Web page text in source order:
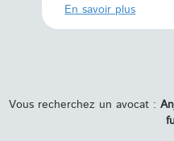
En savoir plus
Vous recherchez un avocat :